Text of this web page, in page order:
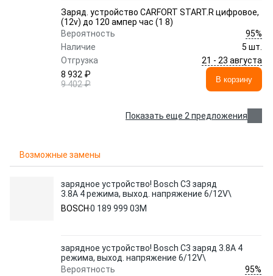
Заряд. устройство CARFORT START.R цифровое,
(12v) до 120 ампер час (1 8)
Вероятность
95%
Наличие
5 шт.
Отгрузка
21 - 23 августа
8 932 ₽
9 402 ₽
В корзину
Показать еще 2 предложения
Возможные замены
зарядное устройство! Bosch C3 заряд
3.8A 4 режима, выход. напряжение 6/12V\
BOSCH 0 189 999 03M
зарядное устройство! Bosch C3 заряд 3.8A 4
режима, выход. напряжение 6/12V\
Вероятность
95%